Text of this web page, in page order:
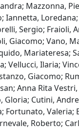
Mazzonna,
Sergio; Fraioli,
Giacomo; Vano,
Mariateresa;
Vellucci, Ilaria;
Giacomo;
Anna Rita
Cutini,
Roberto;